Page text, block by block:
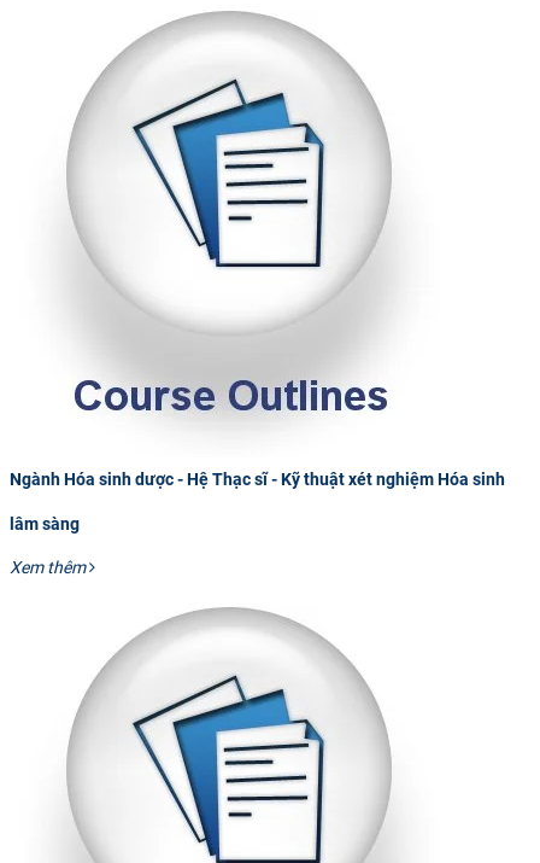
Ngành Hóa sinh dược - Hệ Thạc sĩ - Kỹ thuật xét nghiệm Hóa sinh
lâm sàng
Xem thêm